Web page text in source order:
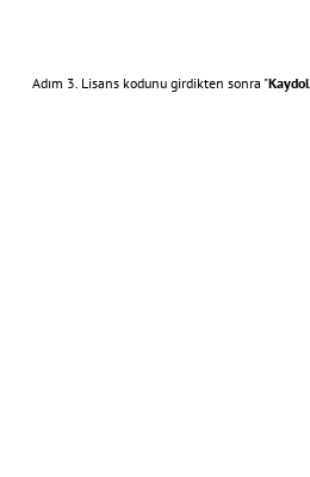
Adım 3. Lisans kodunu girdikten sonra "Kaydol